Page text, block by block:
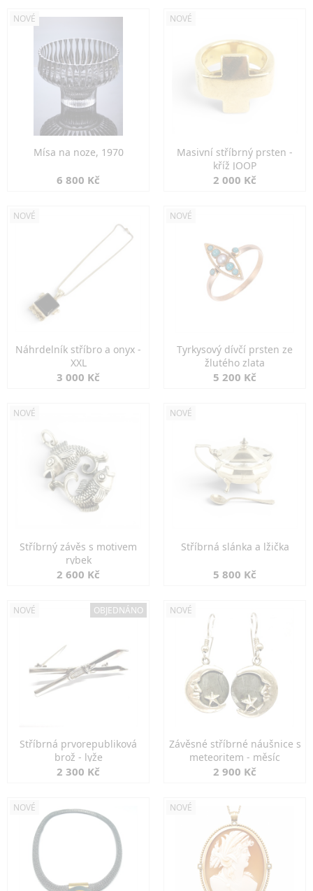
NOVÉ
Mísa na noze, 1970
6 800 Kč
NOVÉ
Masivní stříbrný prsten -
kříž JOOP
2 000 Kč
NOVÉ
Náhrdelník stříbro a onyx -
XXL
3 000 Kč
NOVÉ
Tyrkysový dívčí prsten ze
žlutého zlata
5 200 Kč
NOVÉ
Stříbrný závěs s motivem
rybek
2 600 Kč
NOVÉ
Stříbrná slánka a lžička
5 800 Kč
NOVÉ OBJEDNÁNO
Stříbrná prvorepubliková
brož - lyže
2 300 Kč
NOVÉ
Závěsné stříbrné náušnice s
meteoritem - měsíc
2 900 Kč
NOVÉ NOVÉ